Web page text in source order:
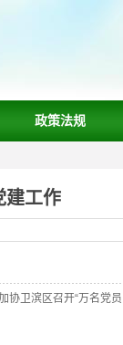
政策法规
建工作
协卫滨区召开“万名党员